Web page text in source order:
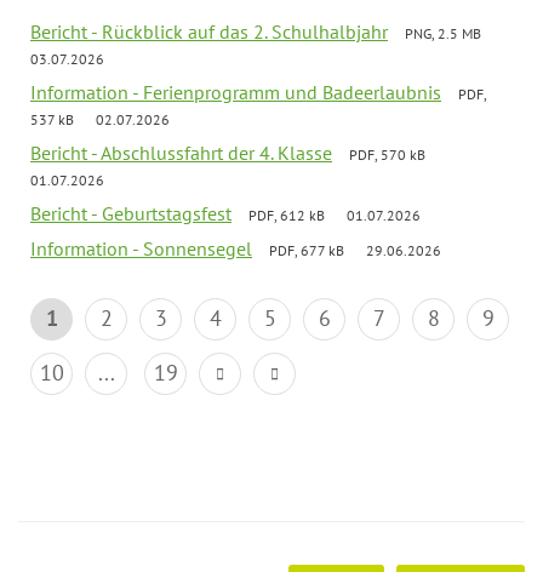
Bericht - Rückblick auf das 2. Schulhalbjahr
PNG, 2.5 MB
03.07.2026
Information - Ferienprogramm und Badeerlaubnis
PDF,
537 kB
02.07.2026
Bericht - Abschlussfahrt der 4. Klasse
PDF, 570 kB
01.07.2026
Bericht - Geburtstagsfest PDF, 612 kB 01.07.2026
Information - Sonnensegel PDF, 677 kB 29.06.2026
1 2 3 4 5 6 7 8
9
10
... 19